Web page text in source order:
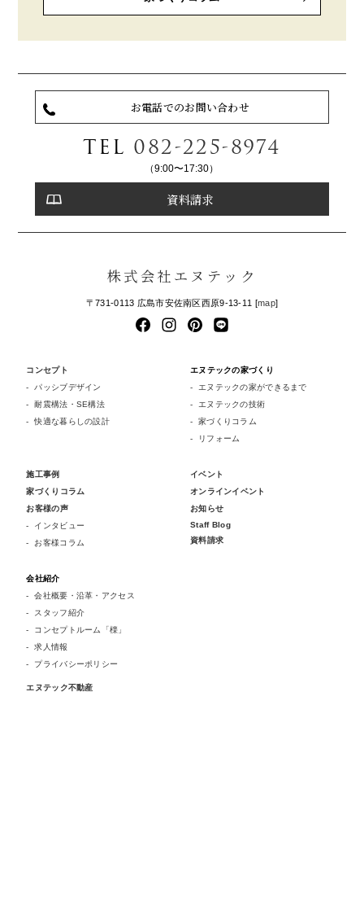
お電話でのお問い合わせ
TEL 082-225-8974
（9:00〜17:30）
資料請求
株式会社エヌテック
〒731-0113 広島市安佐南区西原9-13-11 [map]
コンセプト
パッシブデザイン
耐震構法・SE構法
快適な暮らしの設計
エヌテックの家づくり
エヌテックの家ができるまで
エヌテックの技術
家づくりコラム
リフォーム
施工事例
家づくりコラム
お客様の声
インタビュー
お客様コラム
イベント
オンラインイベント
お知らせ
Staff Blog
資料請求
会社紹介
会社概要・沿革・アクセス
スタッフ紹介
コンセプトルーム「檪」
求人情報
プライバシーポリシー
エヌテック不動産